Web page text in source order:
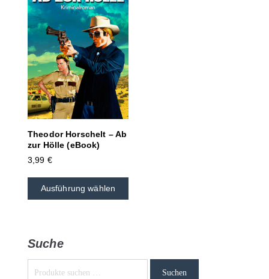
Theodor Horschelt – Ab
zur Hölle (eBook)
3,99 €
Ausführung wählen
Suche
Suchen